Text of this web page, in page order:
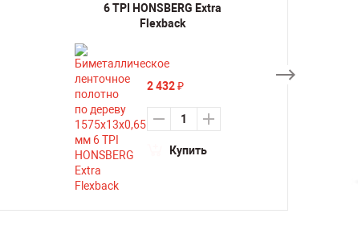
6 TPI HONSBERG Extra
Flexback
2 432 ₽
Купить